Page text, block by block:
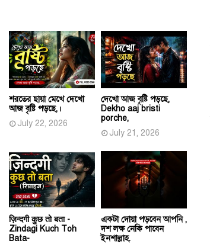
শরতের ছায়া মেখে দেখো
আজ বৃষ্টি পড়ছে,।
July 22, 2026
দেখো আজ বৃষ্টি পড়ছে,
Dekho aaj bristi
porche,
July 21, 2026
ज़िन्दगी कुछ तो बता -
Zindagi Kuch Toh
Bata-
একটা দোয়া পড়বেন আপনি ,
দশ লক্ষ নেকি পাবেন
ইনশাল্লাহ.